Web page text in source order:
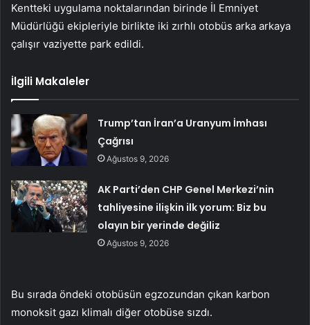
Kentteki uygulama noktalarından birinde İl Emniyet
Müdürlüğü ekipleriyle birlikte iki zırhlı otobüs arka arkaya
çalışır vaziyette park edildi.
İlgili Makaleler
Trump’tan İran’a Uranyum İmhası
Çağrısı
Ağustos 9, 2026
AK Parti’den CHP Genel Merkezi’nin
tahliyesine ilişkin ilk yorum: Biz bu
olayın bir yerinde değiliz
Ağustos 9, 2026
Bu sırada öndeki otobüsün egzozundan çıkan karbon
monoksit gazı klimalı diğer otobüse sızdı.